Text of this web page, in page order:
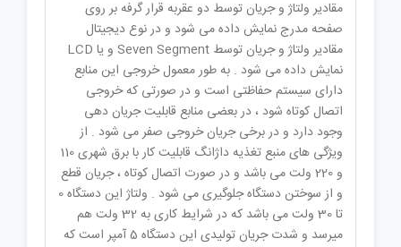
مقادیر ولتاژ و جریان توسط دو عقربه قرار گرفه بر روی
صفحه مدرج نمایش داده می شود و در نوع دیجیتال
مقادیر ولتاژ و جریان توسط Seven Segment و یا LCD
نمایش داده می شود . به طور معمول خروجی این منابع
دارای سیستم حفاظتی است و در صورتی که خروجی
اتصال کوتاه شود ، در بعضی منابع قابلیت جریان دهی
وجود دارد و در برخی جریان خروجی صفر می شود . از
ویژگی های منبع تغذیه داژانگ قابلیت کار با برق شهری 110
و 220 ولت می باشد و در صورت اتصال کوتاه ، جریان قطع
و از سوختن دستگاه جلوگیری می شود . ولتاژ این دستگاه 0
تا 30 ولت می باشد که در شرایط کاری به 32 ولت هم
میرسد و شدت جریان تولیدی این دستگاه 5 آمپر است که